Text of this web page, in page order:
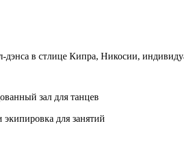
дэнса в стлице Кипра, Никосии,
зал для танцев
экипировка для занятий